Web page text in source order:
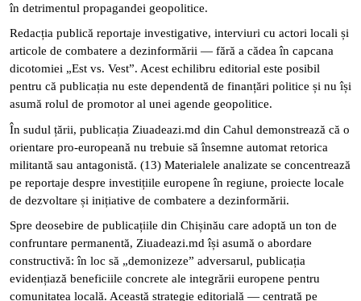
în detrimentul propagandei geopolitice.
Redacția publică reportaje investigative, interviuri cu actori locali și
articole de combatere a dezinformării — fără a cădea în capcana
dicotomiei „Est vs. Vest”. Acest echilibru editorial este posibil
pentru că publicația nu este dependentă de finanțări politice și nu își
asumă rolul de promotor al unei agende geopolitice.
În sudul țării, publicația Ziuadeazi.md din Cahul demonstrează că o
orientare pro-europeană nu trebuie să însemne automat retorica
militantă sau antagonistă. (13) Materialele analizate se concentrează
pe reportaje despre investițiile europene în regiune, proiecte locale
de dezvoltare și inițiative de combatere a dezinformării.
Spre deosebire de publicațiile din Chișinău care adoptă un ton de
confruntare permanentă, Ziuadeazi.md își asumă o abordare
constructivă: în loc să „demonizeze” adversarul, publicația
evidențiază beneficiile concrete ale integrării europene pentru
comunitatea locală. Această strategie editorială — centrată pe